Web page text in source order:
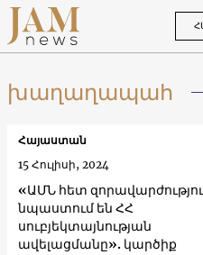
խաղաղապահ
«ԱՄՆ հետ
նպաստում են ՀՀ
սուբյեկտայնության
ավելացմանը». կարծիք
Հայաստան
15 Հուլիսի, 2024